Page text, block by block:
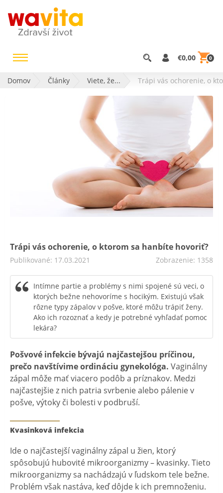
€0,00 0
Domov Články Viete, že... Trápi vás ochorenie, o
Trápi vás ochorenie, o ktorom sa hanbíte hovoriť?
Publikované: 17.03.2021 Zobrazenie: 1358
Intímne partie a problémy s nimi spojené sú veci, o
ktorých bežne nehovoríme s hocikým. Existujú však
rôzne typy zápalov v pošve, ktoré môžu trápiť ženy.
Ako ich rozoznať a kedy je potrebné vyhľadať pomoc
lekára?
Pošvové infekcie bývajú najčastejšou príčinou,
prečo navštívime ordináciu gynekológa. Vaginálny
zápal môže mať viacero podôb a príznakov. Medzi
najčastejšie z nich patria svrbenie alebo pálenie v
pošve, výtoky či bolesti v podbruší.
Kvasinková infekcia
Ide o najčastejší vaginálny zápal u žien, ktorý
spôsobujú hubovité mikroorganizmy – kvasinky. Tieto
mikroorganizmy sa nachádzajú v ľudskom tele bežne.
Problém však nastáva, keď dôjde k ich premnoženiu.